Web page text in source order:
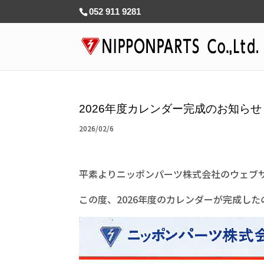
052 911 9281
2026年度カレンダー完成のお知らせ
2026/02/6
平素よりニッポンパーツ株式会社のウェ
この度、2026年度のカレンダーが完成し